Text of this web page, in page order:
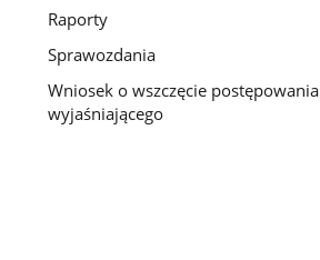
Raporty
Sprawozdania
Wniosek o wszczęcie postępowania
wyjaśniającego